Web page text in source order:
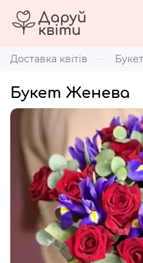
Доставка квітів
Букет Женева